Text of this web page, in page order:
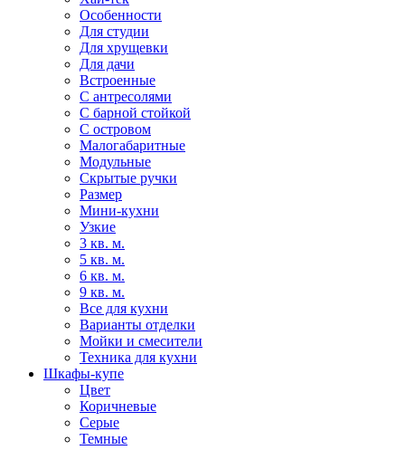
Особенности
Для студии
Для хрущевки
Для дачи
Встроенные
С антресолями
С барной стойкой
С островом
Малогабаритные
Модульные
Скрытые ручки
Размер
Мини-кухни
Узкие
3 кв. м.
5 кв. м.
6 кв. м.
9 кв. м.
Все для кухни
Варианты отделки
Мойки и смесители
Техника для кухни
Шкафы-купе
Цвет
Коричневые
Серые
Темные